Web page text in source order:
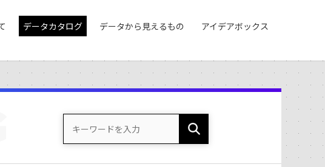
データカタログ データから見えるもの アイデアボックス